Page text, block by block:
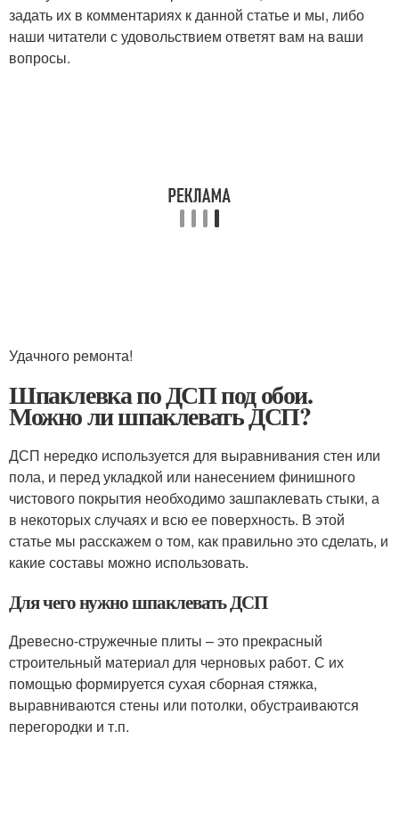
задать их в комментариях к данной статье и мы, либо
наши читатели с удовольствием ответят вам на ваши
вопросы.
Удачного ремонта!
Шпаклевка по ДСП под обои.
Можно ли шпаклевать ДСП?
ДСП нередко используется для выравнивания стен или
пола, и перед укладкой или нанесением финишного
чистового покрытия необходимо зашпаклевать стыки, а
в некоторых случаях и всю ее поверхность. В этой
статье мы расскажем о том, как правильно это сделать, и
какие составы можно использовать.
Для чего нужно шпаклевать ДСП
Древесно-стружечные плиты – это прекрасный
строительный материал для черновых работ. С их
помощью формируется сухая сборная стяжка,
выравниваются стены или потолки, обустраиваются
перегородки и т.п.